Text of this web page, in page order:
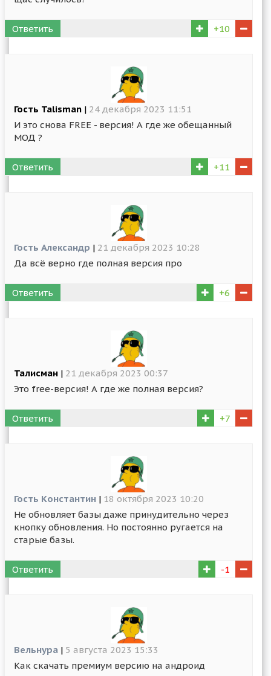
Ответить +10
Гость Talisman | 24 декабря 2023 11:51
И это снова FREE - версия! А где же обещанный
МОД ?
Ответить +11
Гость Александр | 21 декабря 2023 10:28
Да всё верно где полная версия про
Ответить +6
Талисман | 21 декабря 2023 00:37
Это free-версия! А где же полная версия?
Ответить +7
Гость Константин | 18 октября 2023 10:20
Не обновляет базы даже принудительно через
кнопку обновления. Но постоянно ругается на
старые базы.
Ответить -1
Вельнура | 5 августа 2023 15:33
Как скачать премиум версию на андроид